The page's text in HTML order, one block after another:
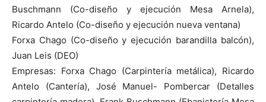
Buschmann (Co-diseño y ejecución Mesa Arnela),
Ricardo Antelo (Co-diseño y ejecución nueva ventana)
Forxa Chago (Co-diseño y ejecución barandilla balcón),
Juan Leis (DEO)
Empresas: Forxa Chago (Carpintería metálica), Ricardo
Antelo (Cantería), José Manuel- Pombercar (Detalles